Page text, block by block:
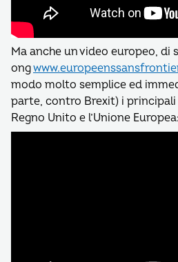
Ma anche un video europeo, di
ong
modo molto semplice ed
parte, contro Brexit) i
Regno Unito e l’Unione Europea: